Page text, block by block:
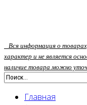
Вся информация о
характер и не является
наличие товара можно
Главная